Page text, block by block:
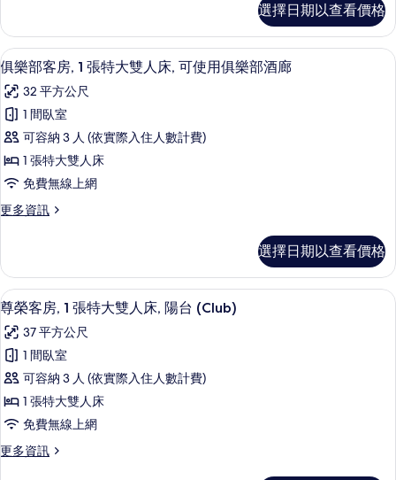
大
雙
人
床,
無
障
礙
的
所
片
客
房,
1
特
大
人
床,
無
障
礙
選擇日期以查看價格
顯
示
俱
樂
部
客
房,
1
特
大
雙
人
床,
可
使
用
俱
俱樂部客房, 1 張特大雙人床, 可使用
8
俱樂部客房, 1 張特大雙人床, 可使用俱樂部酒廊
32 平方公尺
1 間臥室
可容納 3 人 (依實際入住人數計費)
1 張特大雙人床
免費無線上網
更多資訊
更
部
客
房,
張
特
雙
人
床,
可
使
選擇日期以查看價格
顯
示
尊
榮
客
房,
張
尊榮客房, 1 張特大雙人床, 陽台
13
尊榮客房, 1 張特大雙人床, 陽台 (Club)
37 平方公尺
1 間臥室
可容納 3 人 (依實際入住人數計費)
1 張特大雙人床
免費無線上網
更多資訊
更